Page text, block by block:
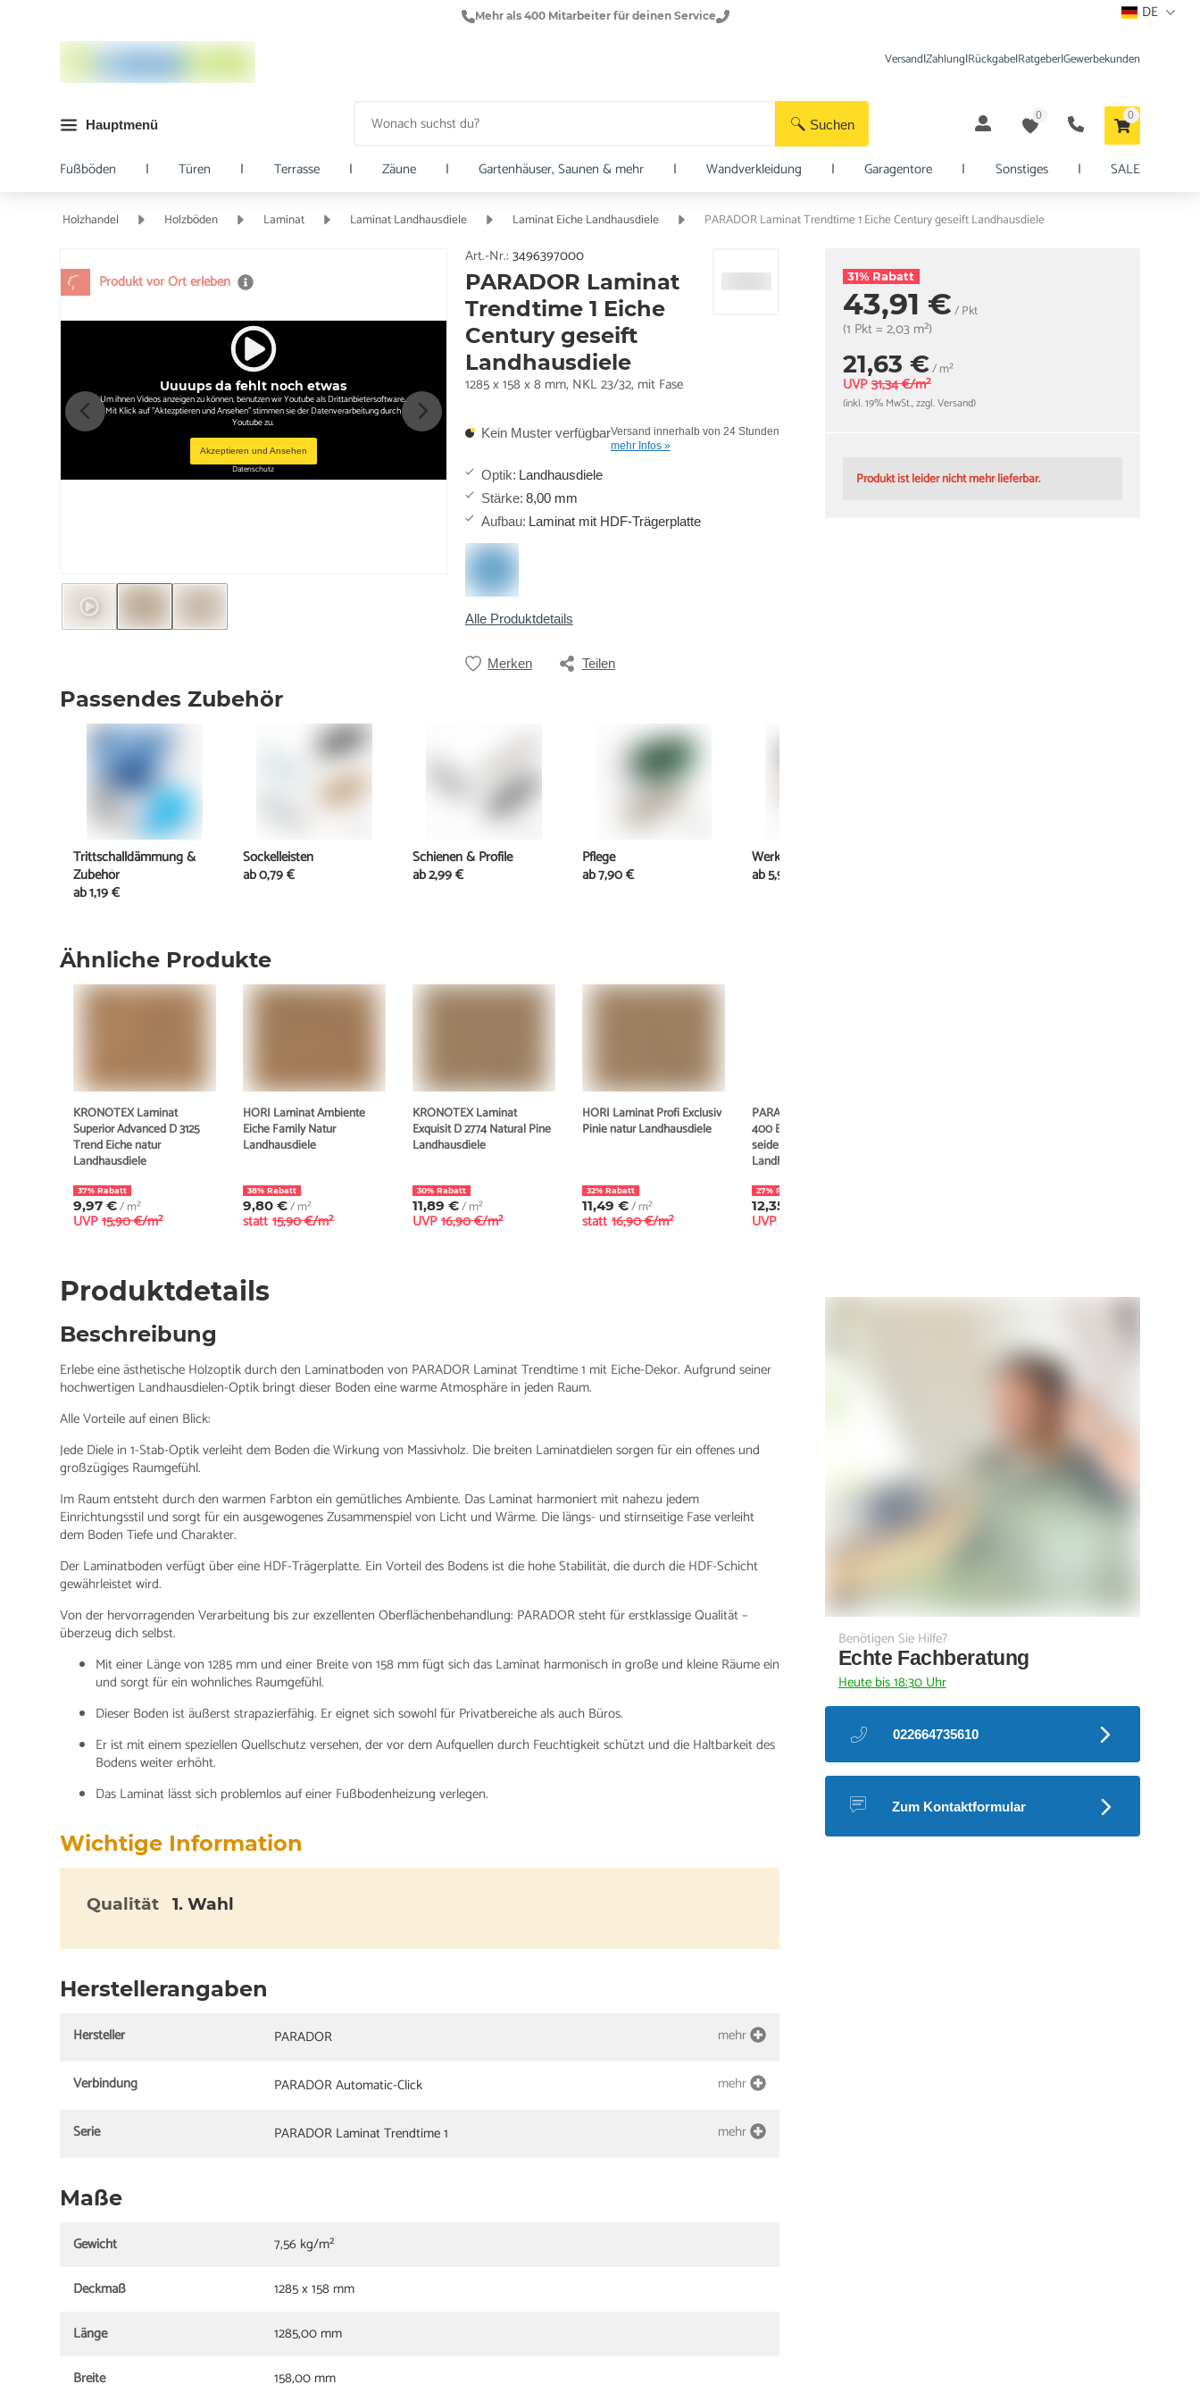
Mehr als 400 Mitarbeiter für deinen Service DE
Suchen
Versand|Zahlung|Rückgabe|Ratgeber|Gewerbekunden
Hauptmenü
0 0
Fußböden | Türen | Terrasse | Zäune | Gartenhäuser, Saunen & mehr | Wandverkleidung | Garagentore | Sonstiges | SALE
Holzhandel Holzböden Laminat Laminat Landhausdiele Laminat Eiche Landhausdiele PARADOR Laminat Trendtime 1 Eiche Century geseift Landhausdiele
Produkt vor Ort erleben
Uuuups da fehlt noch etwas
Um ihnen Videos anzeigen zu können, benutzen wir Youtube als Drittanbietersoftware.
Mit Klick auf "Aktezptieren und Ansehen" stimmen sie der Datenverarbeitung durch
Youtube zu.
Akzeptieren und Ansehen
Datenschutz
Art.-Nr.: 3496397000
PARADOR Laminat
Trendtime 1 Eiche
Century geseift
Landhausdiele
1285 x 158 x 8 mm, NKL 23/32, mit Fase
Kein Muster verfügbarVersand innerhalb von 24 Stunden
mehr Infos »
Optik: Landhausdiele
Stärke: 8,00 mm
Aufbau: Laminat mit HDF-Trägerplatte
Alle Produktdetails
Merken Teilen
31% Rabatt
43,91 €/ Pkt
(1 Pkt = 2,03 m²)
21,63 €/ m²
UVP 31,34 €/m²
(inkl. 19% MwSt., zzgl. Versand)
Produkt ist leider nicht mehr lieferbar.
Ähnliche Produkte
KRONOTEX Laminat
Superior Advanced D 3125
Trend Eiche natur
Landhausdiele
37% Rabatt
9,97 €/ m²
UVP 15,90 €/m²
HORI Laminat Ambiente
Eiche Family Natur
Landhausdiele
38% Rabatt
9,80 €/ m²
statt 15,90 €/m²
KRONOTEX Laminat
Exquisit D 2774 Natural Pine
Landhausdiele
30% Rabatt
11,89 €/ m²
UVP 16,90 €/m²
HORI Laminat Profi Exclusiv
Pinie natur Landhausdiele
32% Rabatt
11,49 €/ m²
statt 16,90 €/m²
PARADOR Laminat Basic
400 Eiche geschliffen
seidenmatte struktur
Landhausdiele
27% Rabatt
12,35 €
UVP
Produktdetails
Beschreibung
Erlebe eine ästhetische Holzoptik durch den Laminatboden von PARADOR Laminat Trendtime 1 mit Eiche-Dekor. Aufgrund seiner
hochwertigen Landhausdielen-Optik bringt dieser Boden eine warme Atmosphäre in jeden Raum.
Alle Vorteile auf einen Blick:
Jede Diele in 1-Stab-Optik verleiht dem Boden die Wirkung von Massivholz. Die breiten Laminatdielen sorgen für ein offenes und
großzügiges Raumgefühl.
Im Raum entsteht durch den warmen Farbton ein gemütliches Ambiente. Das Laminat harmoniert mit nahezu jedem
Einrichtungsstil und sorgt für ein ausgewogenes Zusammenspiel von Licht und Wärme. Die längs- und stirnseitige Fase verleiht
dem Boden Tiefe und Charakter.
Der Laminatboden verfügt über eine HDF-Trägerplatte. Ein Vorteil des Bodens ist die hohe Stabilität, die durch die HDF-Schicht
gewährleistet wird.
Von der hervorragenden Verarbeitung bis zur exzellenten Oberflächenbehandlung: PARADOR steht für erstklassige Qualität –
überzeug dich selbst.
Mit einer Länge von 1285 mm und einer Breite von 158 mm fügt sich das Laminat harmonisch in große und kleine Räume ein
und sorgt für ein wohnliches Raumgefühl.
Dieser Boden ist äußerst strapazierfähig. Er eignet sich sowohl für Privatbereiche als auch Büros.
Er ist mit einem speziellen Quellschutz versehen, der vor dem Aufquellen durch Feuchtigkeit schützt und die Haltbarkeit des
Bodens weiter erhöht.
Das Laminat lässt sich problemlos auf einer Fußbodenheizung verlegen.
Wichtige Information
Qualität 1. Wahl
Herstellerangaben
Hersteller PARADOR mehr
Verbindung PARADOR Automatic-Click mehr
Serie PARADOR Laminat Trendtime 1 mehr
Maße
Gewicht
7,56 kg/m²
Deckmaß
1285 x 158 mm
Länge
1285,00 mm
Breite
158,00 mm
Passendes Zubehör
Trittschalldämmung &
Zubehör
ab1,19 €
Sockelleisten
ab0,79 €
Schienen & Profile
ab2,99 €
Pflege
ab7,90 €
Werkzeuge
ab5,95 €
Benötigen Sie Hilfe?
Echte Fachberatung
Heute bis 18:30 Uhr
022664735610
Zum Kontaktformular